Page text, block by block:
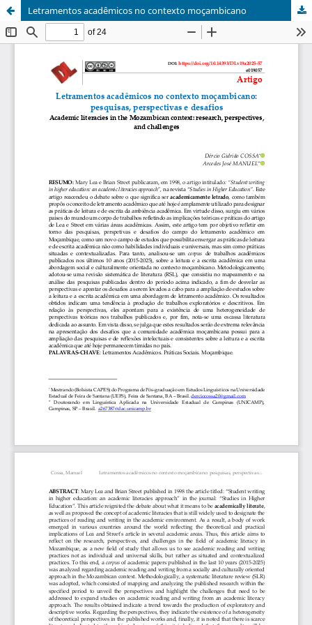
Letramentos acadêmicos no contexto moçambicano